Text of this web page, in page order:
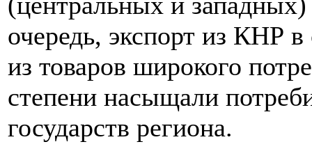
очередь, экспорт из КНР
из товаров широкого
степени насыщали
государств региона.